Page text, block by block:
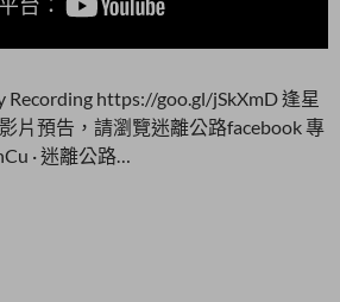
https://goo.gl/jSkXmD 逢星
片預告，請瀏覽迷離公路facebook 專
· 迷離公路…